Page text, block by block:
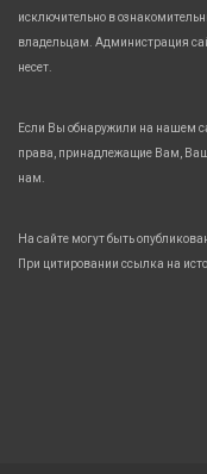
исключительно в
владельцам. Администрация
несет.
Если Вы обнаружили на нашем
права, принадлежащие Вам,
нам.
На сайте могут быть
При цитировании ссылка на